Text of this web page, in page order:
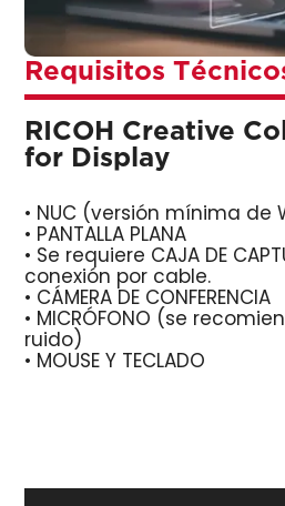
Requisitos
RICOH Creative
for Display
• NUC (versión mínima de
• PANTALLA PLANA
• Se requiere CAJA DE
conexión por cable.
• CÁMERA DE CONFERENCIA
• MICRÓFONO (se
ruido)
• MOUSE Y TECLADO